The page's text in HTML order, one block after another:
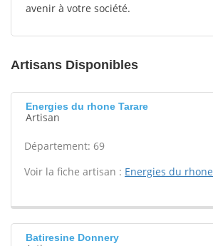
avenir à votre société.
Artisans Disponibles
Energies du rhone Tarare
Artisan
Département: 69
Voir la fiche artisan : Energies du rhone
Batiresine Donnery